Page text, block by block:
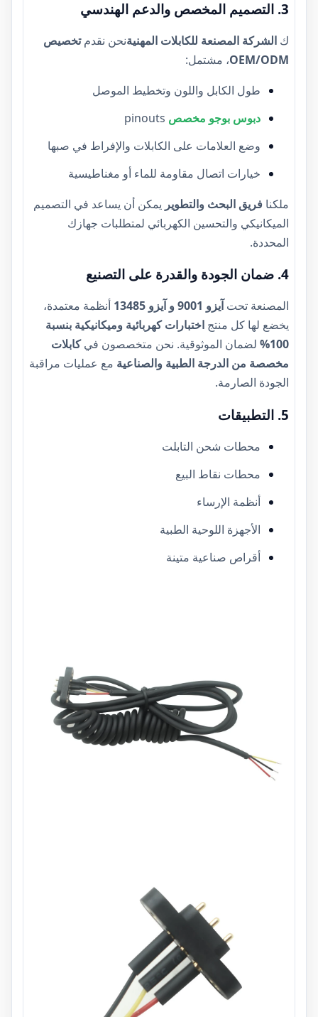
3. التصميم المخصص والدعم الهندسي
ك الشركة المصنعة للكابلات المهنيةنحن نقدمتخصيص
OEM/ODM، مشتمل:
طول الكابل واللون وتخطيط الموصل
دبوس بوجو مخصص
وضع العلامات على الكابلات والإفراط في صبها
خيارات اتصال مقاومة للماء أو مغناطيسية
ملكنا فريق البحث والتطوير يمكن أن يساعد في التصميم
الميكانيكي والتحسين الكهربائي لمتطلبات جهازك
المحددة.
4. ضمان الجودة والقدرة على التصنيع
المصنعة تحت آيزو 9001 و آيزو 13485
أنظمة معتمدة،
يخضع لها كل منتج اختبارات كهربائية وميكانيكية بنسبة
100%
لضمان الموثوقية. نحن متخصصون فيكابلات
مخصصة من الدرجة الطبية والصناعية مع عمليات مراقبة
الجودة الصارمة.
5. التطبيقات
محطات شحن التابلت
محطات نقاط البيع
أنظمة الإرساء
الأجهزة اللوحية الطبية
أقراص صناعية متينة